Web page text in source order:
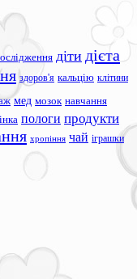
діти дієта
здоров'я кальцію клітини
мед мозок навчання
пологи продукти
хропіння чай іграшки